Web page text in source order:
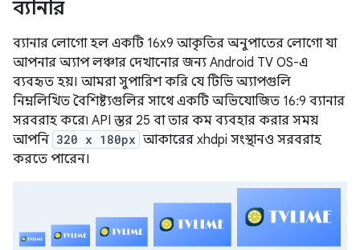
ব্যানার
ব্যানার লোগো হল একটি 16x9 আকৃতির অনুপাতের লোগো যা
আপনার অ্যাপ লঞ্চার দেখানোর জন্য Android TV OS-এ
ব্যবহৃত হয়। আমরা সুপারিশ করি যে টিভি অ্যাপগুলি
নিম্নলিখিত বৈশিষ্ট্যগুলির সাথে একটি অভিযোজিত 16:9 ব্যানার
সরবরাহ করে৷ API স্তর 25 বা তার কম ব্যবহার করার সময়
আপনি 320 x 180px আকারের xhdpi সংস্থানও সরবরাহ
করতে পারেন।